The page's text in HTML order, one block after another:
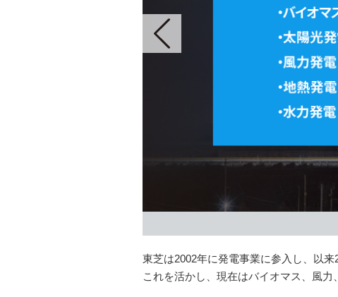
東芝は2002年に発電事業に参入し、以
これを活かし、現在はバイオマス、風